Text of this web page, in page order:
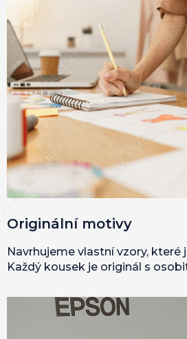
Originální motivy
Navrhujeme vlastní vzory, které
Každý kousek je originál s